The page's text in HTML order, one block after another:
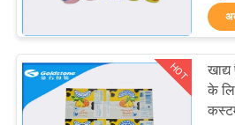
बारे
एल्यूमिनियम
HOT
के